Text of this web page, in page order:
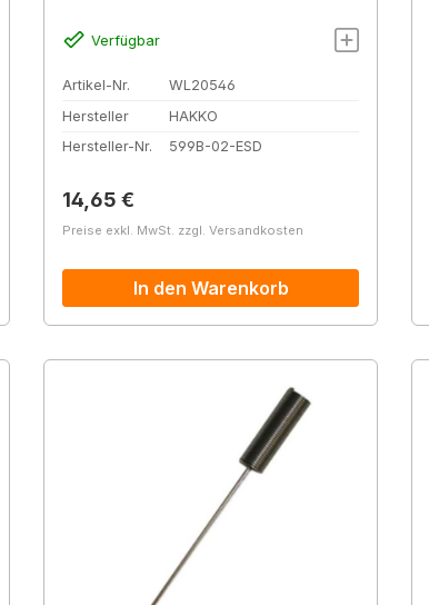
Verfügbar
Artikel-Nr.
WL20546
Hersteller
HAKKO
Hersteller-Nr.
599B-02-ESD
Regulärer Preis:
14,65 €
Preise exkl. MwSt. zzgl. Versandkosten
In den Warenkorb